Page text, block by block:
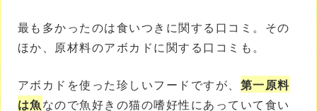
最も多かったのは食いつきに関する口コミ。その
ほか、原材料のアボカドに関する口コミも。
アボカドを使った珍しいフードですが、 第一原料
は魚なので魚好きの猫の嗜好性にあっていて食い